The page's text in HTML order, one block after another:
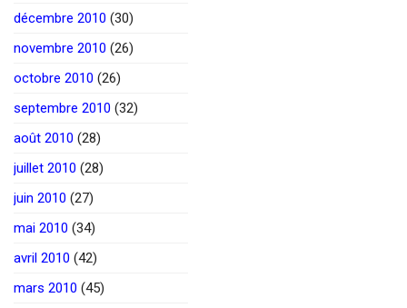
décembre 2010 (30)
novembre 2010 (26)
octobre 2010 (26)
septembre 2010 (32)
août 2010 (28)
juillet 2010 (28)
juin 2010 (27)
mai 2010 (34)
avril 2010 (42)
mars 2010 (45)